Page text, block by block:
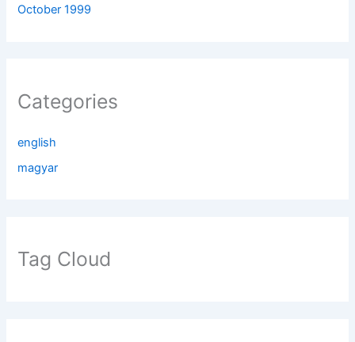
October 1999
Categories
english
magyar
Tag Cloud